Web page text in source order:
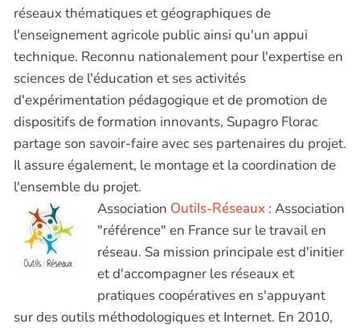
réseaux thématiques et géographiques de
l'enseignement agricole public ainsi qu'un appui
technique. Reconnu nationalement pour l'expertise en
sciences de l'éducation et ses activités
d'expérimentation pédagogique et de promotion de
dispositifs de formation innovants, Supagro Florac
partage son savoir-faire avec ses partenaires du projet.
Il assure également, le montage et la coordination de
l'ensemble du projet.
Association Outils-Réseaux : Association
"référence" en France sur le travail en
réseau. Sa mission principale est d'initier
et d'accompagner les réseaux et
pratiques coopératives en s'appuyant
sur des outils méthodologiques et Internet. En 2010,